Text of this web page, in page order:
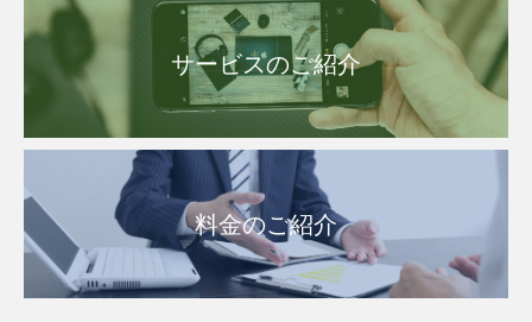
サービスのご紹介
料金のご紹介